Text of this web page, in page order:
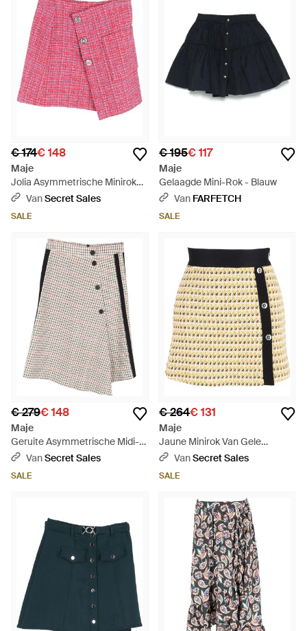
€ 174€ 148
Maje
Jolia Asymmetrische Minirok
Van Tweed - Roze
VanSecret Sales
SALE
€ 195€ 117
Maje
Gelaagde Mini-Rok - Blauw
Van FARFETCH
SALE
€ 279€ 148
Maje
Geruite Asymmetrische Midi-
Rok - Naturel
VanSecret Sales
SALE
€ 264€ 131
Maje
Jaune Minirok Van Gele
Katoenen Tweed - Metallic
VanSecret Sales
SALE